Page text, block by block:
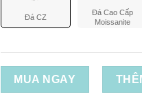
Đá CZ
Đá Cao Cấp
Moissanite
MUA NGAY